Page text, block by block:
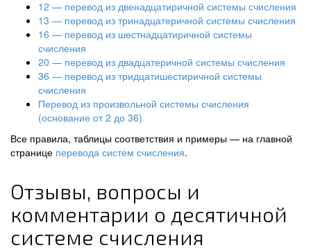
12 — перевод из двенадцатиричной системы счисления
13 — перевод из тринадцатеричной системы счисления
16 — перевод из шестнадцатиричной системы
счисления
20 — перевод из двадцатеричной системы счисления
36 — перевод из тридцатишестиричной системы
счисления
Перевод из произвольной системы счисления
(основание от 2 до 36)
Все правила, таблицы соответствия и примеры — на главной
странице перевода систем счисления.
Отзывы, вопросы и
комментарии о десятичной
системе счисления